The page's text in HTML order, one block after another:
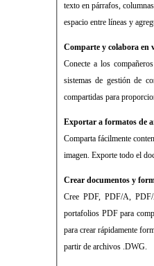
texto en párrafos,
espacio entre líneas y
Comparte y colabora en
Conecte a los
sistemas de gestión de
compartidas para
Exportar a formatos de
Comparta fácilmente
imagen. Exporte todo el
Crear documentos y
Cree PDF, PDF/A,
portafolios PDF para
para crear rápidamente
partir de archivos .DWG.